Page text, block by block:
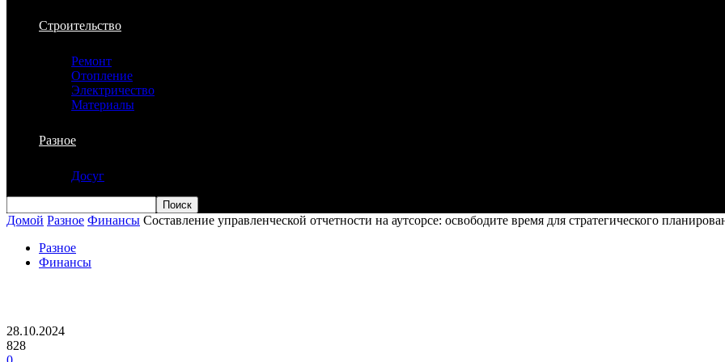
Строительство
Ремонт
Отопление
Электричество
Материалы
Разное
Досуг
Домой Разное Финансы Составление управленческой отчетности на аутсорсе: освободите время для стратегического
Разное
Финансы
28.10.2024
828